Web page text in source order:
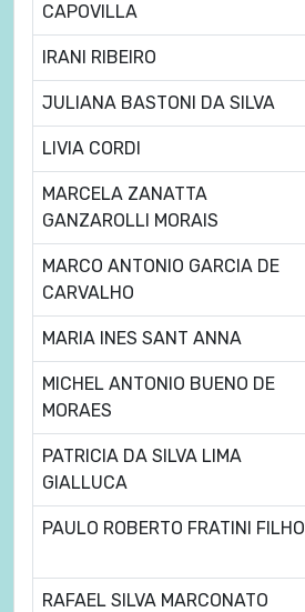
CAPOVILLA
IRANI RIBEIRO
JULIANA BASTONI DA SILVA
LIVIA CORDI
MARCELA ZANATTA
GANZAROLLI MORAIS
MARCO ANTONIO GARCIA DE
CARVALHO
MARIA INES SANT ANNA
MICHEL ANTONIO BUENO DE
MORAES
PATRICIA DA SILVA LIMA
GIALLUCA
PAULO ROBERTO FRATINI FILHO
RAFAEL SILVA MARCONATO